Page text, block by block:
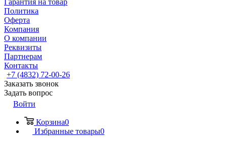
Гарантия на товар
Политика
Оферта
Компания
О компании
Реквизиты
Партнерам
Контакты
+7 (4832) 72-00-26
Заказать звонок
Задать вопрос
Войти
Корзина0
Избранные товары0